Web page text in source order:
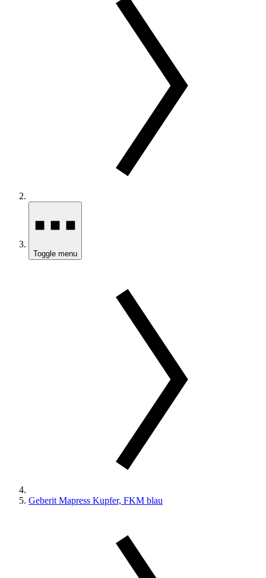
Toggle menu
Geberit Mapress Kupfer, FKM blau